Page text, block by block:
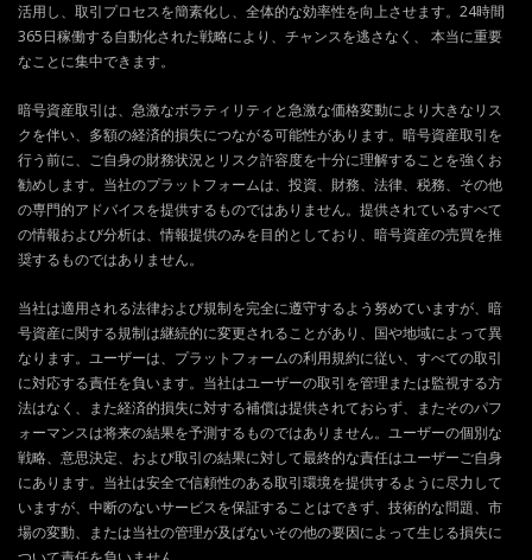
活用し、取引プロセスを簡素化し、全体的な効率性を向上させます。24時間
365日稼働する自動化された戦略により、チャンスを逃さなく、 本当に重要
なことに集中できます。
暗号資産取引は、急激なボラティリティと急激な価格変動により大きなリス
クを伴い、多額の経済的損失につながる可能性があります。暗号資産取引を
行う前に、ご自身の財務状況とリスク許容度を十分に理解することを強くお
勧めします。当社のプラットフォームは、投資、財務、法律、税務、その他
の専門的アドバイスを提供するものではありません。提供されているすべて
の情報および分析は、情報提供のみを目的としており、暗号資産の売買を推
奨するものではありません。
当社は適用される法律および規制を完全に遵守するよう努めていますが、暗
号資産に関する規制は継続的に変更されることがあり、国や地域によって異
なります。ユーザーは、プラットフォームの利用規約に従い、すべての取引
に対応する責任を負います。当社はユーザーの取引を管理または監視する方
法はなく、また経済的損失に対する補償は提供されておらず、またそのパフ
ォーマンスは将来の結果を予測するものではありません。ユーザーの個別な
戦略、意思決定、および取引の結果に対して最終的な責任はユーザーご自身
にあります。当社は安全で信頼性のある取引環境を提供するように尽力して
いますが、中断のないサービスを保証することはできず、技術的な問題、市
場の変動、または当社の管理が及ばないその他の要因によって生じる損失に